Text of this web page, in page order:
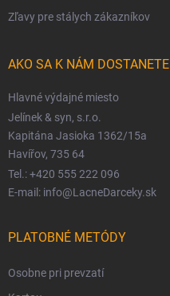
Zľavy pre stálych zákazníkov
AKO SA K NÁM DOSTANETE
Hlavné výdajné miesto
Jelínek & syn, s.r.o.
Kapitána Jasioka 1362/15a
Havířov, 735 64
Tel.: +420 555 222 096
E-mail: info@LacneDarceky.sk
PLATOBNÉ METÓDY
Osobne pri prevzatí